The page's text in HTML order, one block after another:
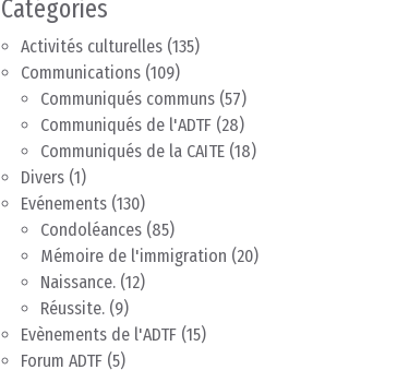
Catégories
Activités culturelles (135)
Communications (109)
Communiqués communs (57)
Communiqués de l'ADTF (28)
Communiqués de la CAITE (18)
Divers (1)
Evénements (130)
Condoléances (85)
Mémoire de l'immigration (20)
Naissance. (12)
Réussite. (9)
Evènements de l'ADTF (15)
Forum ADTF (5)